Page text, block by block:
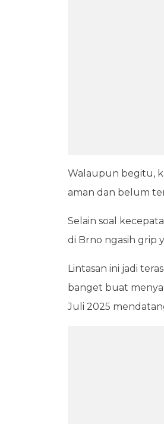
Walaupun begitu,
aman dan belum
Selain soal
di Brno ngasih grip
Lintasan ini jadi
banget buat
Juli 2025